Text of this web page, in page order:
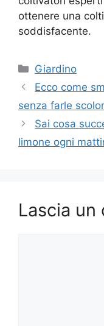
ottenere una
soddisfacente.
Categorie
Giardino
Ecco come
senza farle
Sai cosa
limone ogni
Lascia un